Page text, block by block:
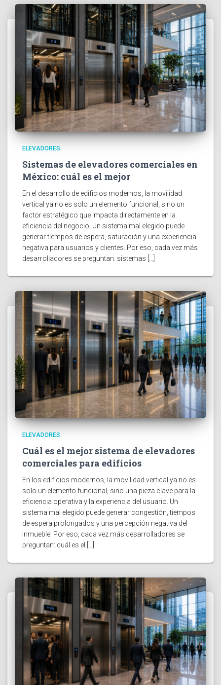
ELEVADORES
Sistemas de elevadores comerciales en
México: cuál es el mejor
En el desarrollo de edificios modernos, la movilidad
vertical ya no es solo un elemento funcional, sino un
factor estratégico que impacta directamente en la
eficiencia del negocio. Un sistema mal elegido puede
generar tiempos de espera, saturación y una experiencia
negativa para usuarios y clientes. Por eso, cada vez más
desarrolladores se preguntan: sistemas […]
ELEVADORES
Cuál es el mejor sistema de elevadores
comerciales para edificios
En los edificios modernos, la movilidad vertical ya no es
solo un elemento funcional, sino una pieza clave para la
eficiencia operativa y la experiencia del usuario. Un
sistema mal elegido puede generar congestión, tiempos
de espera prolongados y una percepción negativa del
inmueble. Por eso, cada vez más desarrolladores se
preguntan: cuál es el […]